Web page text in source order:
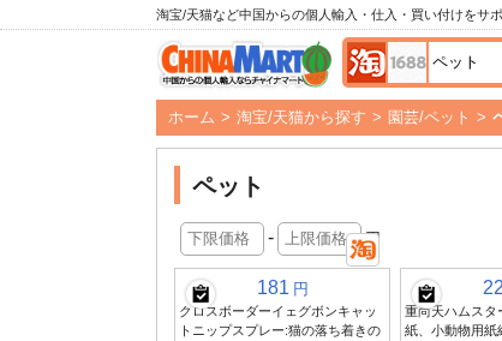
淘宝/天猫など中国からの個人輸入・仕入・買い付けをサ
ホーム > 淘宝/天猫から探す > 園芸/ペット >
ペット
- 円
181 円
クロスボーダーイェグボンキャッ
トニップスプレー:猫の落ち着きの
重尚天ハムスタ
紙、小動物用紙